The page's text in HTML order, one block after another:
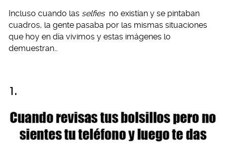
Incluso cuando las selfies no existían y se pintaban
cuadros, la gente pasaba por las mismas situaciones
que hoy en día vivimos y estas imágenes lo
demuestran…
1.